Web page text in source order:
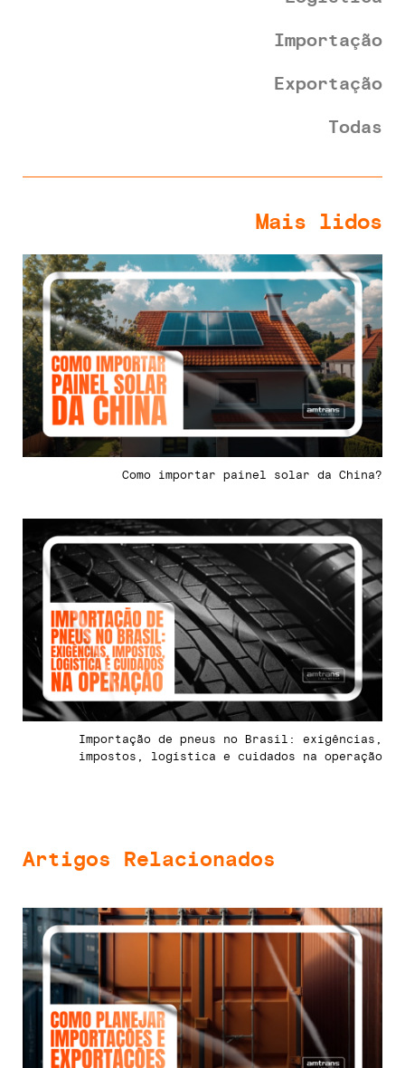
Importação
Exportação
Todas
Mais lidos
Como importar painel solar da China?
Importação de pneus no Brasil: exigências,
impostos, logística e cuidados na operação
Artigos Relacionados